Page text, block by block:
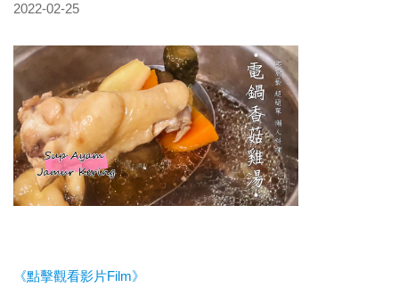
2022-02-25
《點擊觀看影片Film》